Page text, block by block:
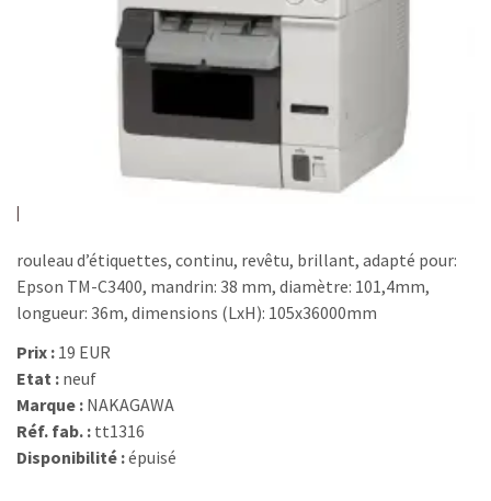
rouleau d’étiquettes, continu, revêtu, brillant, adapté pour:
Epson TM-C3400, mandrin: 38 mm, diamètre: 101,4mm,
longueur: 36m, dimensions (LxH): 105x36000mm
Prix : 19 EUR
Etat : neuf
Marque : NAKAGAWA
Réf. fab. : tt1316
Disponibilité :épuisé